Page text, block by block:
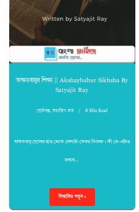
অক্ষয়বাবুর শিক্ষা || Akshaybabur Sikhsha By
Satyajit Ray
ছোটগল্প,সত্যজিৎ রায় 8 Min Read
অক্ষয়বাবু ছেলের হাত থেকে লেখাটা ফেরত নিলেন। কী রে–এটাও
চলবে…
বিস্তারিত পড়ুন »